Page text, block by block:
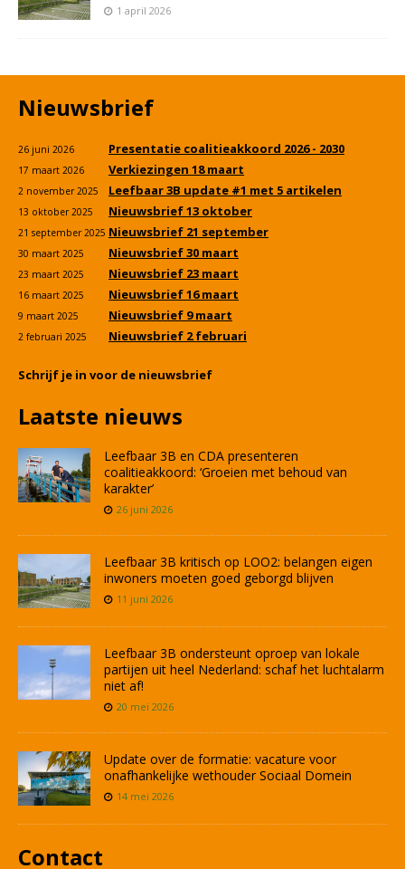
1 april 2026
Nieuwsbrief
26 juni 2026 Presentatie coalitieakkoord 2026 - 2030
17 maart 2026 Verkiezingen 18 maart
2 november 2025 Leefbaar 3B update #1 met 5 artikelen
13 oktober 2025 Nieuwsbrief 13 oktober
21 september 2025 Nieuwsbrief 21 september
30 maart 2025 Nieuwsbrief 30 maart
23 maart 2025 Nieuwsbrief 23 maart
16 maart 2025 Nieuwsbrief 16 maart
9 maart 2025 Nieuwsbrief 9 maart
2 februari 2025 Nieuwsbrief 2 februari
Schrijf je in voor de nieuwsbrief
Laatste nieuws
Leefbaar 3B en CDA presenteren
coalitieakkoord: ‘Groeien met behoud van
karakter’
26 juni 2026
Leefbaar 3B kritisch op LOO2: belangen eigen
inwoners moeten goed geborgd blijven
11 juni 2026
Leefbaar 3B ondersteunt oproep van lokale
partijen uit heel Nederland: schaf het luchtalarm
niet af!
20 mei 2026
Update over de formatie: vacature voor
onafhankelijke wethouder Sociaal Domein
14 mei 2026
Contact